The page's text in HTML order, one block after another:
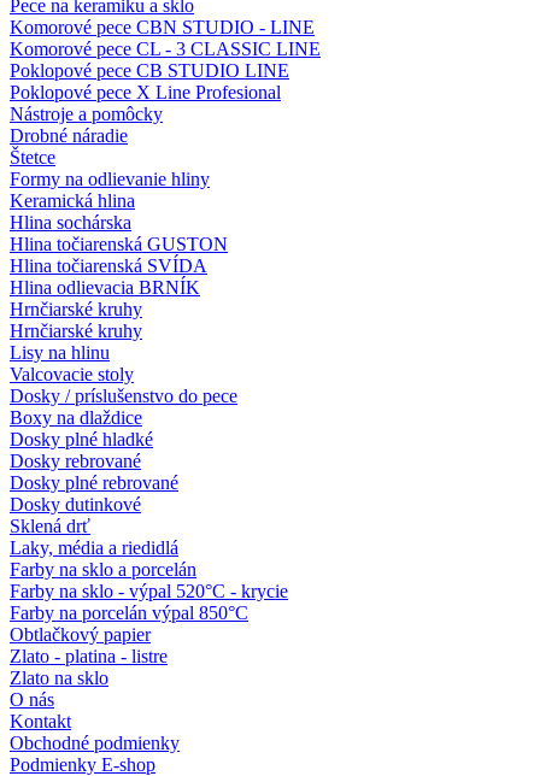
Pece na keramiku a sklo
Komorové pece CBN STUDIO - LINE
Komorové pece CL - 3 CLASSIC LINE
Poklopové pece CB STUDIO LINE
Poklopové pece X Line Profesional
Nástroje a pomôcky
Drobné náradie
Štetce
Formy na odlievanie hliny
Keramická hlina
Hlina sochárska
Hlina točiarenská GUSTON
Hlina točiarenská SVÍDA
Hlina odlievacia BRNÍK
Hrnčiarské kruhy
Hrnčiarské kruhy
Lisy na hlinu
Valcovacie stoly
Dosky / príslušenstvo do pece
Boxy na dlaždice
Dosky plné hladké
Dosky rebrované
Dosky plné rebrované
Dosky dutinkové
Sklená drť
Laky, média a riedidlá
Farby na sklo a porcelán
Farby na sklo - výpal 520°C - krycie
Farby na porcelán výpal 850°C
Obtlačkový papier
Zlato - platina - listre
Zlato na sklo
O nás
Kontakt
Obchodné podmienky
Podmienky E-shop